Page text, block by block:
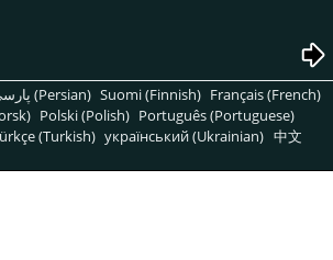
پارسی (Persian) Suomi (Finnish) Français (French)
Polski (Polish) Português (Portuguese)
(Turkish) український (Ukrainian) 中文